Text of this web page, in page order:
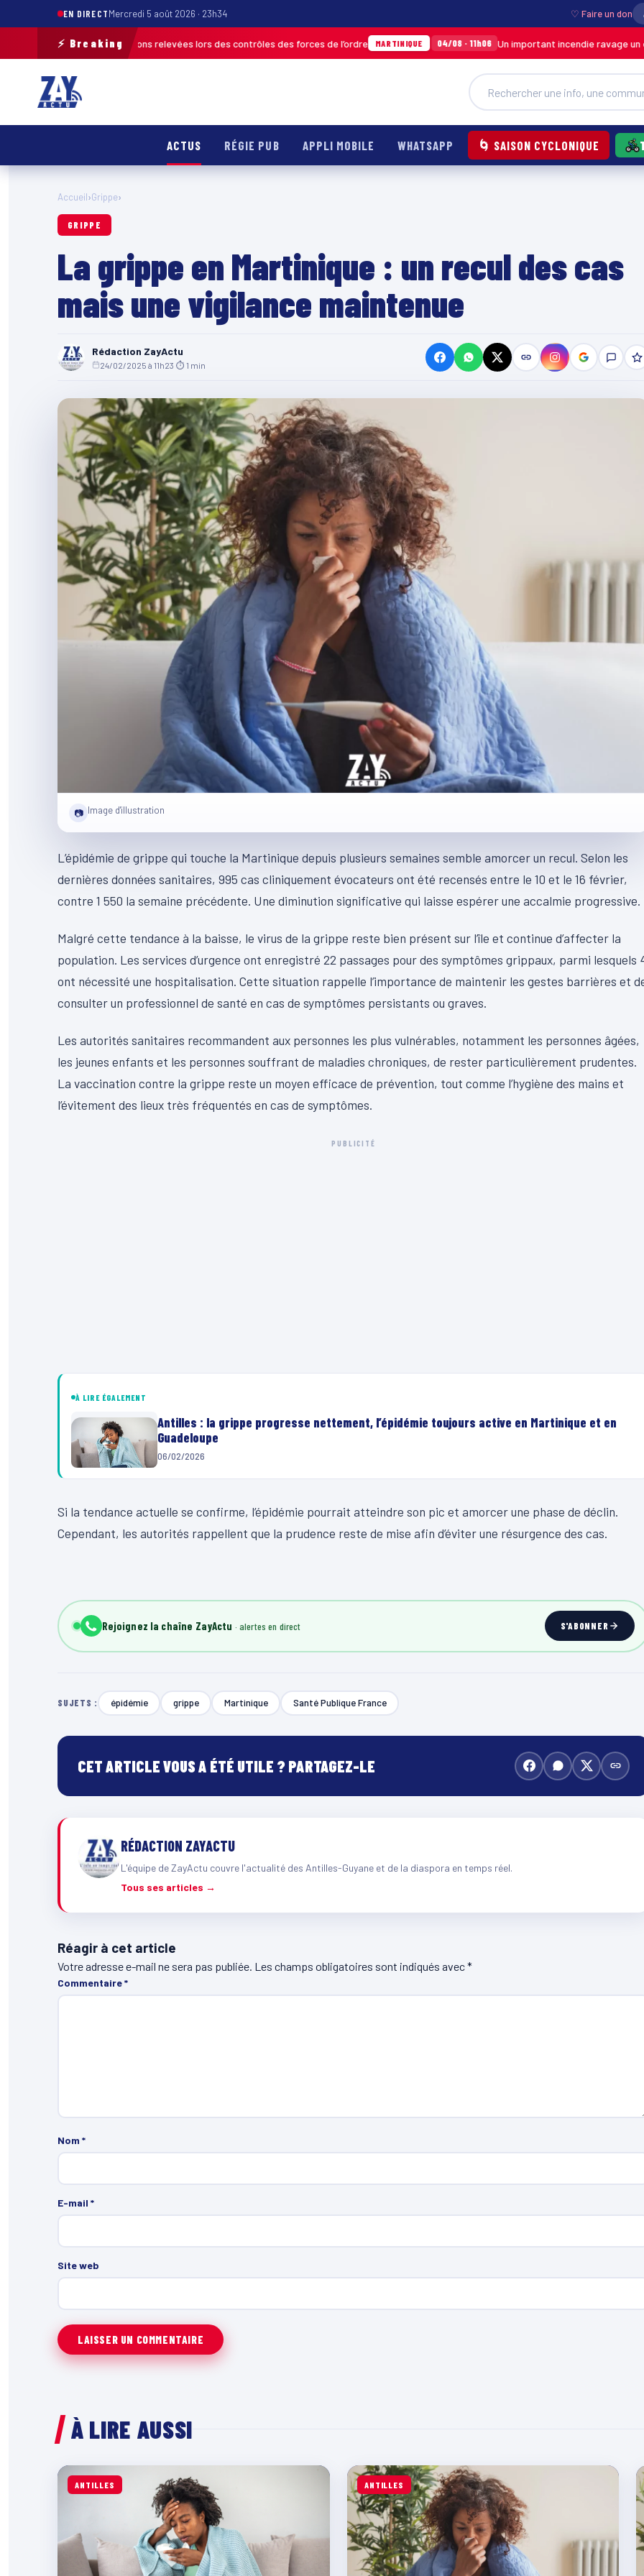
EN DIRECTMercredi 5 août 2026 · 23h34 ♡ Faire un don
⚡ Breaking
plus de 120 infractions relevées lors des contrôles des forces de l’ordre MARTINIQUE 04/08 · 11h06 Un important incendie ravage un entrepôt
ACTUS RÉGIE PUB APPLI MOBILE WHATSAPP 🌀 SAISON CYCLONIQUE
Accueil›Grippe›
GRIPPE
La grippe en Martinique : un recul des cas
mais une vigilance maintenue
Rédaction ZayActu
24/02/2025 à 11h23 ⏱ 1 min
📷 Image d'illustration
L’épidémie de grippe qui touche la Martinique depuis plusieurs semaines semble amorcer un recul. Selon les
dernières données sanitaires, 995 cas cliniquement évocateurs ont été recensés entre le 10 et le 16 février,
contre 1 550 la semaine précédente. Une diminution significative qui laisse espérer une accalmie progressive.
Malgré cette tendance à la baisse, le virus de la grippe reste bien présent sur l’île et continue d’affecter la
population. Les services d’urgence ont enregistré 22 passages pour des symptômes grippaux, parmi lesquels
ont nécessité une hospitalisation. Cette situation rappelle l’importance de maintenir les gestes barrières et
consulter un professionnel de santé en cas de symptômes persistants ou graves.
Les autorités sanitaires recommandent aux personnes les plus vulnérables, notamment les personnes âgées,
les jeunes enfants et les personnes souffrant de maladies chroniques, de rester particulièrement prudentes.
La vaccination contre la grippe reste un moyen efficace de prévention, tout comme l’hygiène des mains et
l’évitement des lieux très fréquentés en cas de symptômes.
PUBLICITÉ
À LIRE ÉGALEMENT
Antilles : la grippe progresse nettement, l’épidémie toujours active en Martinique et en
Guadeloupe
06/02/2026
Si la tendance actuelle se confirme, l’épidémie pourrait atteindre son pic et amorcer une phase de déclin.
Cependant, les autorités rappellent que la prudence reste de mise afin d’éviter une résurgence des cas.
Rejoignez la chaîne ZayActu S'ABONNER
SUJETS : épidémie grippe Martinique Santé Publique France
CET ARTICLE VOUS A ÉTÉ UTILE ? PARTAGEZ-LE
RÉDACTION ZAYACTU
L'équipe de ZayActu couvre l'actualité des Antilles-Guyane et de la diaspora en temps réel.
Tous ses articles →
Réagir à cet article
Votre adresse e-mail ne sera pas publiée. Les champs obligatoires sont indiqués avec*
Commentaire*
Nom *
E-mail *
Site web
À LIRE AUSSI
ANTILLES ANTILLES